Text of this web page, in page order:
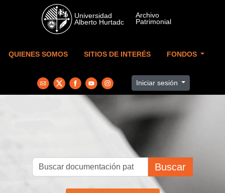
Skip to main content
QUIENES SOMOS SITIOS DE INTERÉS FONDOS
Iniciar sesión
Buscar